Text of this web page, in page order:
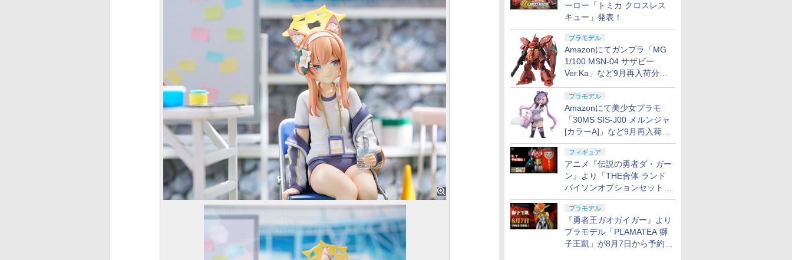
ーロー「トミカ クロスレス
キュー」発表！
プラモデル
Amazonにてガンプラ「MG
1/100 MSN-04 サザビー
Ver.Ka」など9月再入荷分が
プラモデル
Amazonにて美少女プラモ
「30MS SIS-J00 メルンジャ
[カラーA]」など9月再入荷分
が販売再開！
フィギュア
アニメ『伝説の勇者ダ・ガー
ン』より「THE合体 ランド
バイソンオプションセット」
が8月7日から予約受付開始！
プラモデル
『勇者王ガオガイガー』より
プラモデル「PLAMATEA 獅
子王凱」が8月7日から予約受